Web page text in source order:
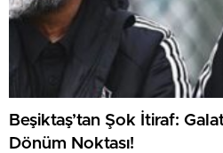
Beşiktaş’tan Şok İtiraf:
Dönüm Noktası!